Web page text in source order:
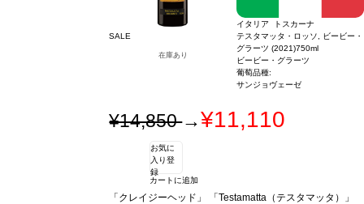
SALE
在庫あり
イタリア トスカーナ
テスタマッタ・ロッソ, ビービー・
グラーツ (2021)750ml
ビービー・グラーツ
葡萄品種:
サンジョヴェーゼ
¥14,850→¥11,110
お気に
入り登
録
カートに追加
「クレイジーヘッド」 「Testamatta（テスタマッタ）」